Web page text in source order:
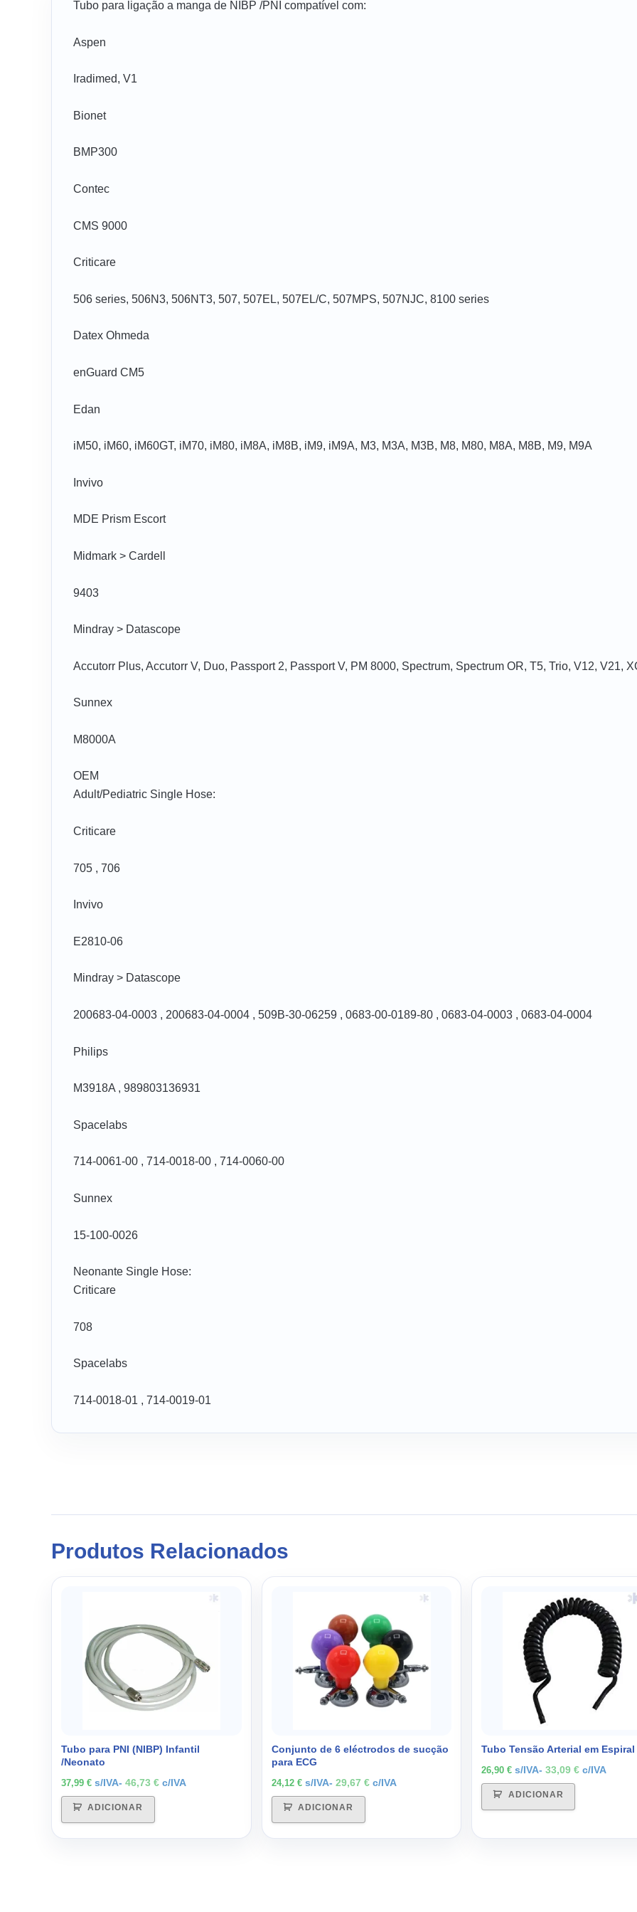
Tubo para ligação a manga de NIBP /PNI compatível com:
Aspen
Iradimed, V1
Bionet
BMP300
Contec
CMS 9000
Criticare
506 series, 506N3, 506NT3, 507, 507EL, 507EL/C, 507MPS, 507NJC, 8100 series
Datex Ohmeda
enGuard CM5
Edan
iM50, iM60, iM60GT, iM70, iM80, iM8A, iM8B, iM9, iM9A, M3, M3A, M3B, M8, M80, M8A, M8B, M9, M9A
Invivo
MDE Prism Escort
Midmark > Cardell
9403
Mindray > Datascope
Accutorr Plus, Accutorr V, Duo, Passport 2, Passport V, PM 8000, Spectrum, Spectrum OR, T5, Trio, V12, V21,
Sunnex
M8000A
OEM
Adult/Pediatric Single Hose:
Criticare
705 , 706
Invivo
E2810-06
Mindray > Datascope
200683-04-0003 , 200683-04-0004 , 509B-30-06259 , 0683-00-0189-80 , 0683-04-0003 , 0683-04-0004
Philips
M3918A , 989803136931
Spacelabs
714-0061-00 , 714-0018-00 , 714-0060-00
Sunnex
15-100-0026
Neonante Single Hose:
Criticare
708
Spacelabs
714-0018-01 , 714-0019-01
Produtos Relacionados
Tubo para PNI (NIBP) Infantil
/Neonato
37,99 € s/IVA- 46,73 € c/IVA
ADICIONAR
Conjunto de 6 eléctrodos de sucção
para ECG
24,12 € s/IVA- 29,67 €c/IVA
ADICIONAR
Tubo Tensão Arterial em Espiral
26,90€ s/IVA-33,09€ c/IVA
ADICIONAR